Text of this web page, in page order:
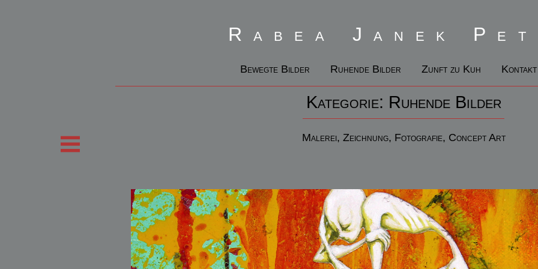
springen
Rabea Janek
Bewegte Bilder Ruhende Bilder Zunft zu Kuh Kontakt
Kategorie: Ruhende Bilder
Malerei, Zeichnung, Fotografie, Concept Art